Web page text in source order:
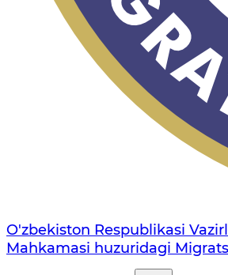
O'zbekiston Respublikasi
Mahkamasi huzuridagi